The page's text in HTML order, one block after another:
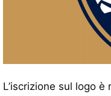
L’iscrizione sul logo